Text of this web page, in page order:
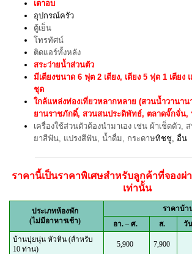
เตาอบ
อุปกรณ์ครัว
ตู้เย็น
โทรทัศน์
ติดแอร์ทั้งหลัง
สระว่ายน้ำส่วนตัว
มีเตียงขนาด 6 ฟุต 2 เตียง, เตียง 5 ฟุต 1 เตียง
ชุด
ใกล้แหล่งท่องเที่ยวหลากหลาย (สวนน้ำวานา
ยานราชภักดิ์, สวนสนประดิพัทธ์, ตลาดจั๊กจั่น,
เครื่องใช้ส่วนตัวต้องนำมาเอง เช่น ผ้าเช็ดตัว,
ยาสีฟัน, แปรงสีฟัน, น้ำดื่ม, กระดาษทิชชู, อื่น
ราคานี้เป็นราคาพิเศษสำหรับลูกค้าที่จองผ่า
เท่านั้น
ประเภทห้องพัก
(ไม่มีอาหารเช้า)
ราคาบ้า
อา. – ศ.
ส.
วั
บ้านปุยนุ่น หัวหิน (สำหรับ
10 ท่าน)
5,900 7,900